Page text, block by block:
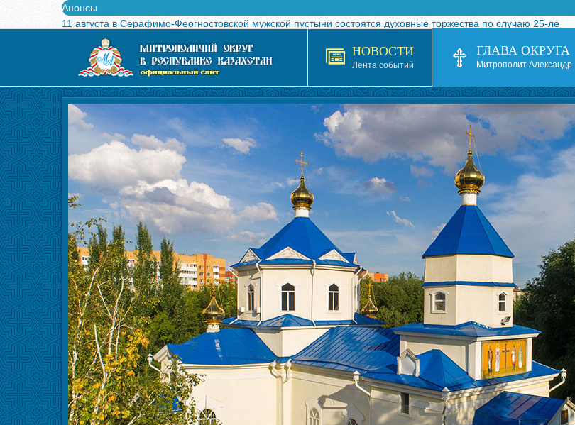
Анонсы
11 августа в Серафимо-Феогностовской мужской пустыни состоятся духовные торжества по случаю 25-ле
Выпущен в свет буклет о проведении Международного турнира по волейболу, посвященного 25-летию обр
Вышел в свет новый номер журнала «Свет Православия в Казахстане»
Вышла в свет монография «Управляющие Алма-Атинской епархией Русской Православной Церкви в 1927–19
Алма-Атинская духовная семинария объявляет прием документов на 2026-2027 учебный год
НОВОСТИ
Лента событий
ГЛАВА ОКРУГА
Митрополит Александр